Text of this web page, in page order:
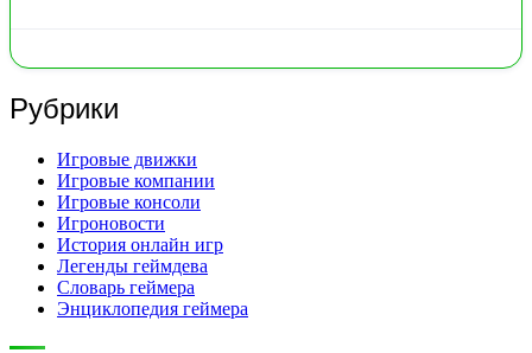
Рубрики
Игровые движки
Игровые компании
Игровые консоли
Игроновости
История онлайн игр
Легенды геймдева
Словарь геймера
Энциклопедия геймера